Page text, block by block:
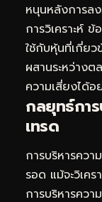
หนุนหลังการล
การวิเคราะห์ ข้
ใช้กับหุ้นที่เกี่ย
ผสานระหว่าง
ความเสี่ยงได้
กลยุทธ์กา
เทรด
การบริหารควา
รอด แม้จะวิเค
การบริหารคว